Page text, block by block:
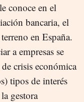
conoce en el
bancaria, el
en España.
a empresas se
crisis económica
tipos de interés
gestora